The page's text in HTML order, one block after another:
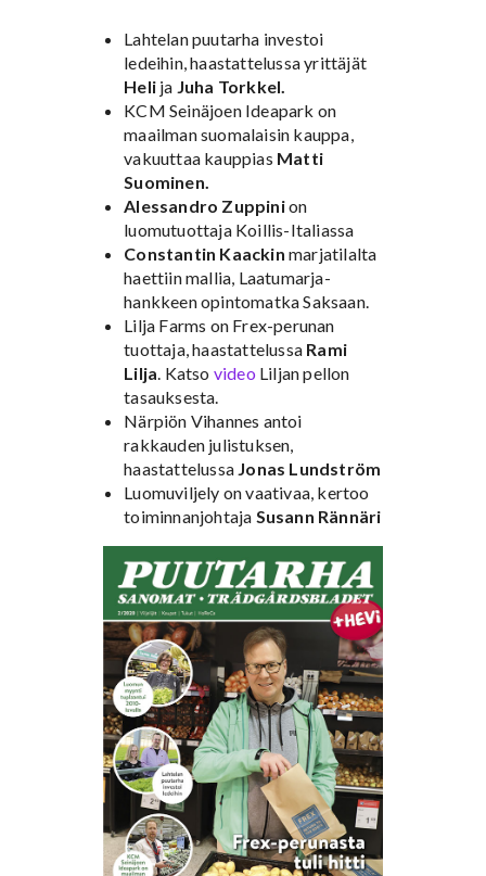
Lahtelan puutarha investoi
ledeihin, haastattelussa yrittäjät
Heli ja Juha Torkkel.
KCM Seinäjoen Ideapark on
maailman suomalaisin kauppa,
vakuuttaa kauppias Matti
Suominen.
Alessandro Zuppinion
luomutuottaja Koillis-Italiassa
Constantin Kaackin marjatilalta
haettiin mallia, Laatumarja-
hankkeen opintomatka Saksaan.
Lilja Farms on Frex-perunan
tuottaja, haastattelussa Rami
Lilja. Katso video Liljan pellon
tasauksesta.
Närpiön Vihannes antoi
rakkauden julistuksen,
haastattelussa Jonas Lundström
Luomuviljely on vaativaa, kertoo
toiminnanjohtaja Susann Rännäri